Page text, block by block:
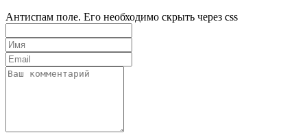
Антиспам поле. Его необходимо скрыть через css